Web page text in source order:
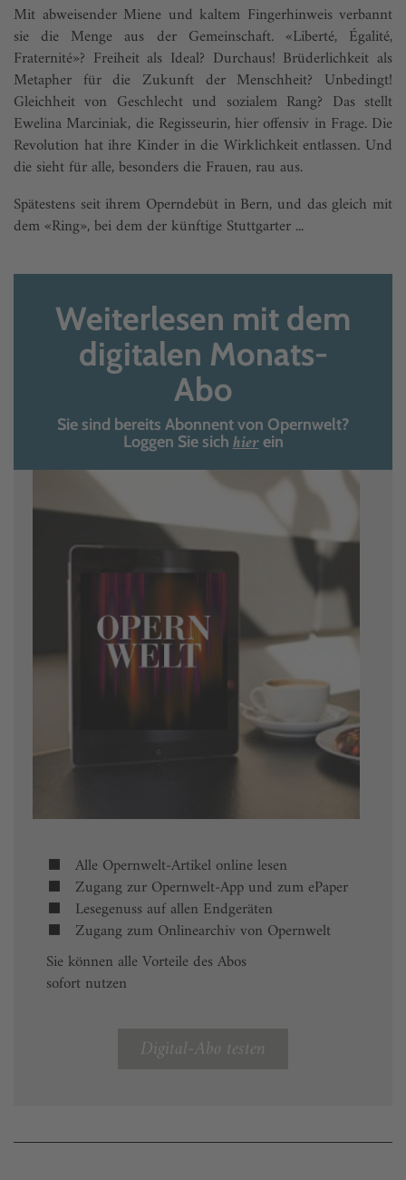
Mit abweisender Miene und kaltem Fingerhinweis verbannt
sie die Menge aus der Gemeinschaft. «Liberté, Égalité,
Fraternité»? Freiheit als Ideal? Durchaus! Brüderlichkeit als
Metapher für die Zukunft der Menschheit? Unbedingt!
Gleichheit von Geschlecht und sozialem Rang? Das stellt
Ewelina Marciniak, die Regisseurin, hier offensiv in Frage. Die
Revolution hat ihre Kinder in die Wirklichkeit entlassen. Und
die sieht für alle, besonders die Frauen, rau aus.
Spätestens seit ihrem Operndebüt in Bern, und das gleich mit
dem «Ring», bei dem der künftige Stuttgarter ...
Weiterlesen mit dem
digitalen Monats-
Abo
Sie sind bereits Abonnent von Opernwelt?
Loggen Sie sich hierein
Alle Opernwelt-Artikel online lesen
Zugang zur Opernwelt-App und zum ePaper
Lesegenuss auf allen Endgeräten
Zugang zum Onlinearchiv von Opernwelt
Sie können alle Vorteile des Abos
sofort nutzen
Digital-Abo testen